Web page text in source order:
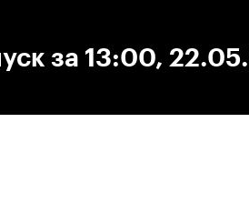
за 13:00,